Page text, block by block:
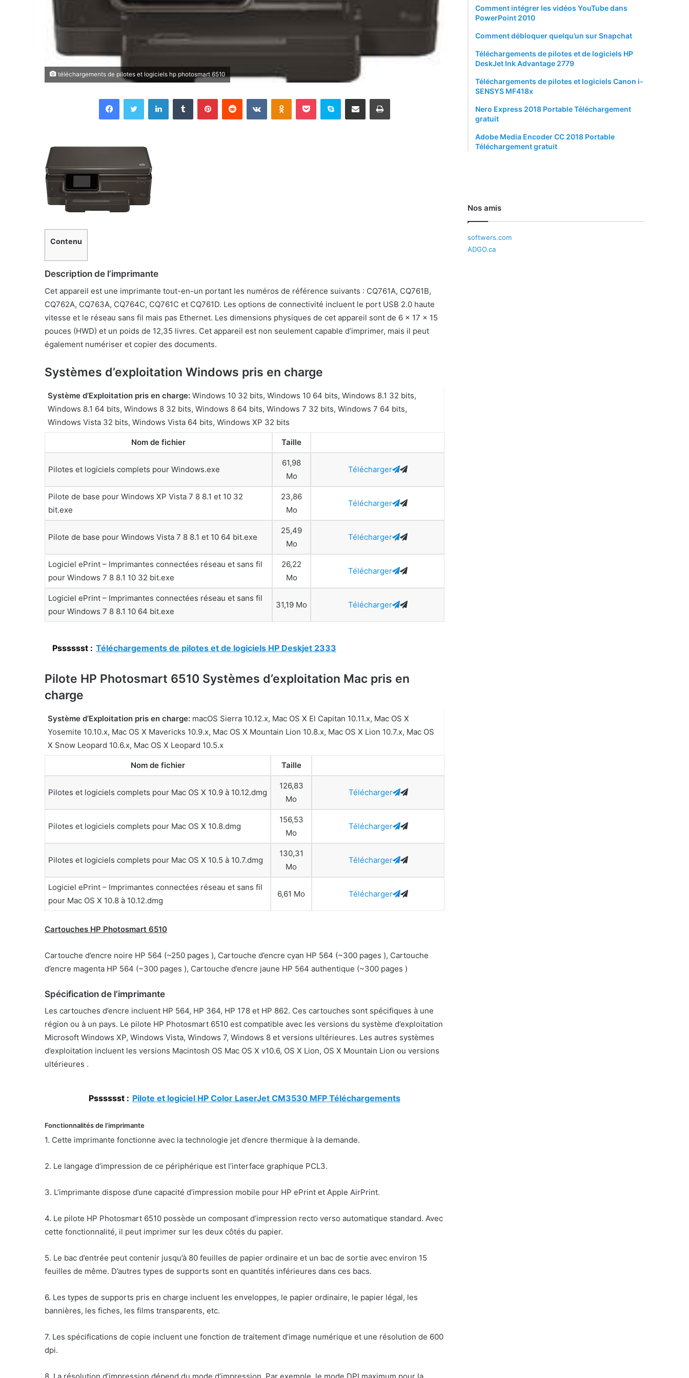
téléchargements de pilotes et logiciels hp photosmart 6510
FacebookTwitter LinkedinTumblr PinterestReddit VKontakteOdnoklassniki
Pocket Skype Partager par email Imprimer
Contenu
Description de l’imprimante
Cet appareil est une imprimante tout-en-un portant les numéros de référence suivants : CQ761A, CQ761B,
CQ762A, CQ763A, CQ764C, CQ761C et CQ761D. Les options de connectivité incluent le port USB 2.0 haute
vitesse et le réseau sans fil mais pas Ethernet. Les dimensions physiques de cet appareil sont de 6 x 17 x 15
pouces (HWD) et un poids de 12,35 livres. Cet appareil est non seulement capable d’imprimer, mais il peut
également numériser et copier des documents.
Systèmes d’exploitation Windows pris en charge
Système d’Exploitation pris en charge: Windows 10 32 bits, Windows 10 64 bits, Windows 8.1 32 bits,
Windows 8.1 64 bits, Windows 8 32 bits, Windows 8 64 bits, Windows 7 32 bits, Windows 7 64 bits,
Windows Vista 32 bits, Windows Vista 64 bits, Windows XP 32 bits
Nom de fichier Taille
Pilotes et logiciels complets pour Windows.exe
61,98
Mo
Télécharger
Pilote de base pour Windows XP Vista 7 8 8.1 et 10 32
bit.exe
23,86
Mo
Télécharger
Pilote de base pour Windows Vista 7 8 8.1 et 10 64 bit.exe
25,49
Mo
Télécharger
Logiciel ePrint – Imprimantes connectées réseau et sans fil
pour Windows 7 8 8.1 10 32 bit.exe
26,22
Mo
Télécharger
Logiciel ePrint – Imprimantes connectées réseau et sans fil
pour Windows 7 8 8.1 10 64 bit.exe
31,19 Mo Télécharger
Psssssst : Téléchargements de pilotes et de logiciels HP Deskjet 2333
Pilote HP Photosmart 6510 Systèmes d’exploitation Mac pris en
charge
Système d’Exploitation pris en charge: macOS Sierra 10.12.x, Mac OS X El Capitan 10.11.x, Mac OS X
Yosemite 10.10.x, Mac OS X Mavericks 10.9.x, Mac OS X Mountain Lion 10.8.x, Mac OS X Lion 10.7.x, Mac OS
X Snow Leopard 10.6.x, Mac OS X Leopard 10.5.x
Nom de fichier Taille
Pilotes et logiciels complets pour Mac OS X 10.9 à 10.12.dmg
126,83
Mo
Télécharger
Pilotes et logiciels complets pour Mac OS X 10.8.dmg
156,53
Mo
Télécharger
Pilotes et logiciels complets pour Mac OS X 10.5 à 10.7.dmg
130,31
Mo
Télécharger
Logiciel ePrint – Imprimantes connectées réseau et sans fil
pour Mac OS X 10.8 à 10.12.dmg
6,61 Mo Télécharger
Cartouches HP Photosmart 6510
Cartouche d’encre noire HP 564 (~250 pages ), Cartouche d’encre cyan HP 564 (~300 pages ), Cartouche
d’encre magenta HP 564 (~300 pages ), Cartouche d’encre jaune HP 564 authentique (~300 pages )
Spécification de l’imprimante
Les cartouches d’encre incluent HP 564, HP 364, HP 178 et HP 862. Ces cartouches sont spécifiques à une
région ou à un pays. Le pilote HP Photosmart 6510 est compatible avec les versions du système d’exploitation
Microsoft Windows XP, Windows Vista, Windows 7, Windows 8 et versions ultérieures. Les autres systèmes
d’exploitation incluent les versions Macintosh OS Mac OS X v10.6, OS X Lion, OS X Mountain Lion ou versions
ultérieures .
Psssssst : Pilote et logiciel HP Color LaserJet CM3530 MFP Téléchargements
Fonctionnalités de l’imprimante
1. Cette imprimante fonctionne avec la technologie jet d’encre thermique à la demande.
2. Le langage d’impression de ce périphérique est l’interface graphique PCL3.
3. L’imprimante dispose d’une capacité d’impression mobile pour HP ePrint et Apple AirPrint.
4. Le pilote HP Photosmart 6510 possède un composant d’impression recto verso automatique standard. Avec
cette fonctionnalité, il peut imprimer sur les deux côtés du papier.
5. Le bac d’entrée peut contenir jusqu’à 80 feuilles de papier ordinaire et un bac de sortie avec environ 15
feuilles de même. D’autres types de supports sont en quantités inférieures dans ces bacs.
6. Les types de supports pris en charge incluent les enveloppes, le papier ordinaire, le papier légal, les
bannières, les fiches, les films transparents, etc.
7. Les spécifications de copie incluent une fonction de traitement d’image numérique et une résolution de 600
dpi.
Comment intégrer les vidéos YouTube dans
PowerPoint 2010
Comment débloquer quelqu’un sur Snapchat
Téléchargements de pilotes et de logiciels HP
DeskJet Ink Advantage 2779
Téléchargements de pilotes et logiciels Canon i-
SENSYS MF418x
Nero Express 2018 Portable Téléchargement
gratuit
Adobe Media Encoder CC 2018 Portable
Téléchargement gratuit
Nos amis
softwers.com
ADGO.ca